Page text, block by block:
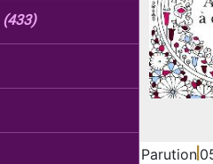
(433)
Parution